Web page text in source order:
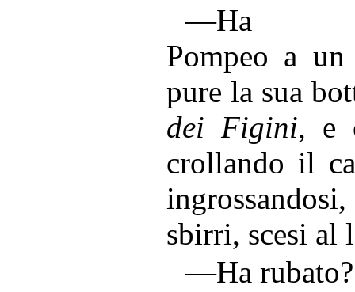
—Ha
Pompeo a un
pure la sua
dei Figini, e
crollando il
sbirri, scesi al
—Ha rubato?